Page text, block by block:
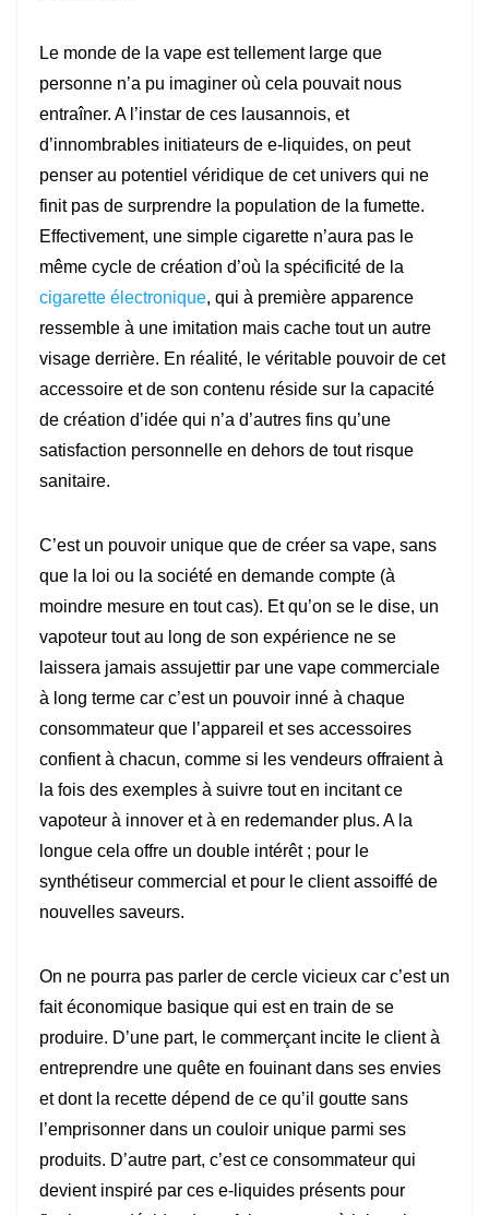
Le monde de la vape est tellement large que
personne n’a pu imaginer où cela pouvait nous
entraîner. A l’instar de ces lausannois, et
d’innombrables initiateurs de e-liquides, on peut
penser au potentiel véridique de cet univers qui ne
finit pas de surprendre la population de la fumette.
Effectivement, une simple cigarette n’aura pas le
même cycle de création d’où la spécificité de la
cigarette électronique, qui à première apparence
ressemble à une imitation mais cache tout un autre
visage derrière. En réalité, le véritable pouvoir de cet
accessoire et de son contenu réside sur la capacité
de création d’idée qui n’a d’autres fins qu’une
satisfaction personnelle en dehors de tout risque
sanitaire.
C’est un pouvoir unique que de créer sa vape, sans
que la loi ou la société en demande compte (à
moindre mesure en tout cas). Et qu’on se le dise, un
vapoteur tout au long de son expérience ne se
laissera jamais assujettir par une vape commerciale
à long terme car c’est un pouvoir inné à chaque
consommateur que l’appareil et ses accessoires
confient à chacun, comme si les vendeurs offraient à
la fois des exemples à suivre tout en incitant ce
vapoteur à innover et à en redemander plus. A la
longue cela offre un double intérêt ; pour le
synthétiseur commercial et pour le client assoiffé de
nouvelles saveurs.
On ne pourra pas parler de cercle vicieux car c’est un
fait économique basique qui est en train de se
produire. D’une part, le commerçant incite le client à
entreprendre une quête en fouinant dans ses envies
et dont la recette dépend de ce qu’il goutte sans
l’emprisonner dans un couloir unique parmi ses
produits. D’autre part, c’est ce consommateur qui
devient inspiré par ces e-liquides présents pour